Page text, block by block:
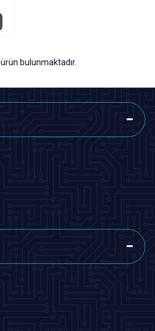
ürün bulunmaktadır.